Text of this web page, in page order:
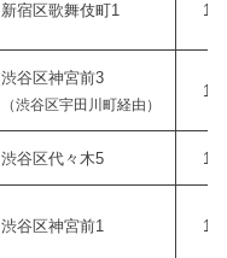
新宿区歌舞伎町1
渋谷区神宮前3
（渋谷区宇田川町経由）
渋谷区代々木5
渋谷区神宮前1